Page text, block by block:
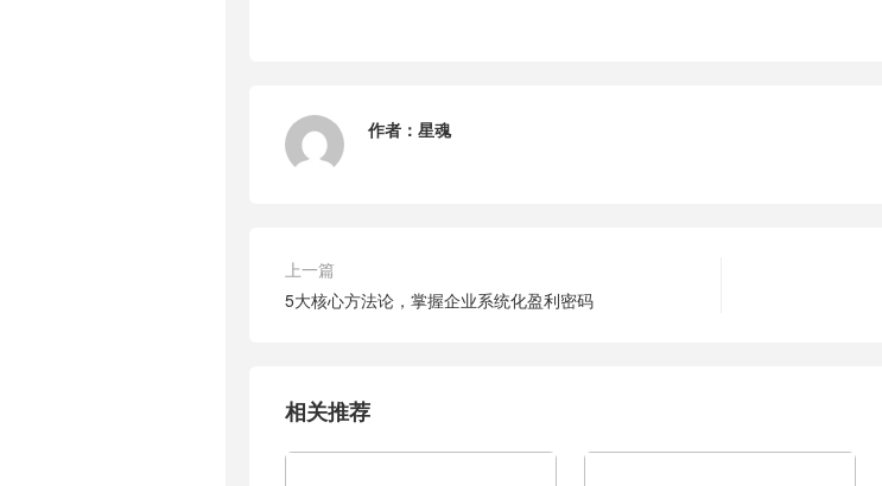
作者： 星魂
上一篇
5大核心方法论，掌握企业系统化盈利密码
相关推荐